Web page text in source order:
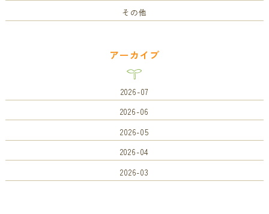
その他
アーカイブ
2026-07
2026-06
2026-05
2026-04
2026-03